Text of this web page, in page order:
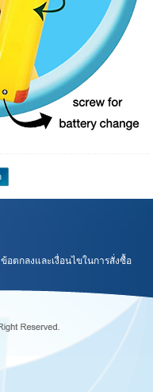
ข้อตกลงและเงื่อนไขในการสั่งซื้อ